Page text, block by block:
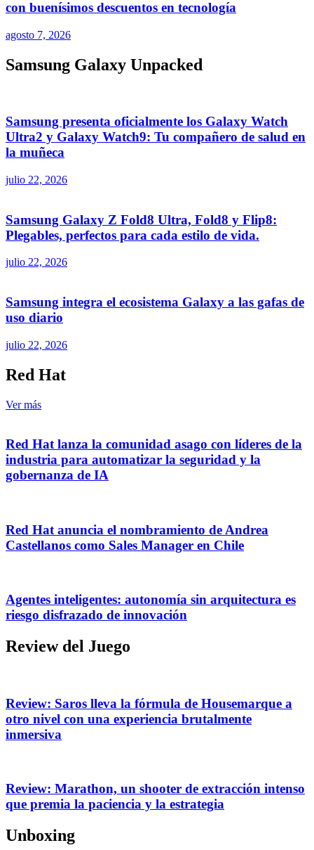
con buenísimos descuentos en tecnología
agosto 7, 2026
Samsung Galaxy Unpacked
Samsung presenta oficialmente los Galaxy Watch
Ultra2 y Galaxy Watch9: Tu compañero de salud en
la muñeca
julio 22, 2026
Samsung Galaxy Z Fold8 Ultra, Fold8 y Flip8:
Plegables, perfectos para cada estilo de vida.
julio 22, 2026
Samsung integra el ecosistema Galaxy a las gafas de
uso diario
julio 22, 2026
Red Hat
Ver más
Red Hat lanza la comunidad asago con líderes de la
industria para automatizar la seguridad y la
gobernanza de IA
Red Hat anuncia el nombramiento de Andrea
Castellanos como Sales Manager en Chile
Agentes inteligentes: autonomía sin arquitectura es
riesgo disfrazado de innovación
Review del Juego
Review: Saros lleva la fórmula de Housemarque a
otro nivel con una experiencia brutalmente
inmersiva
Review: Marathon, un shooter de extracción intenso
que premia la paciencia y la estrategia
Unboxing